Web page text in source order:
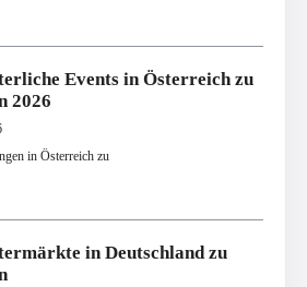
Events in Österreich zu
2026
in Österreich zu
in Deutschland zu